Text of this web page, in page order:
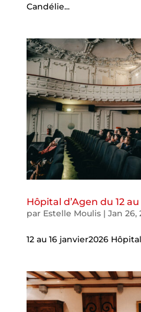
Candélie...
Hôpital d’Agen du 12
par Estelle Moulis| Jan 26,
12 au 16 janvier2026